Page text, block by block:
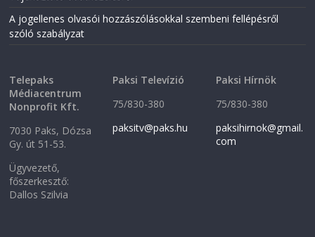
A jogellenes olvasói hozzászólásokkal szembeni fellépésről
szóló szabályzat
Telepaks
Médiacentrum
Nonprofit Kft.
7030 Paks, Dózsa
Gy. út 51-53.
Ügyvezető,
főszerkesztő:
Dallos Szilvia
Paksi Televízió
75/830-380
paksitv@paks.hu
Paksi Hírnök
75/830-380
paksihirnok@gmail.
com